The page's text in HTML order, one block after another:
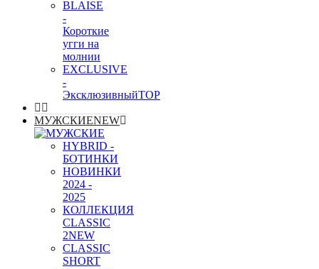
BLAISE
-
Короткие
угги на
молнии
EXCLUSIVE
-
ЭксклюзивныйTOP
МУЖСКИЕNEW
HYBRID -
БОТИНКИ
НОВИНКИ
2024 -
2025
КОЛЛЕКЦИЯ
CLASSIC
2NEW
CLASSIC
SHORT